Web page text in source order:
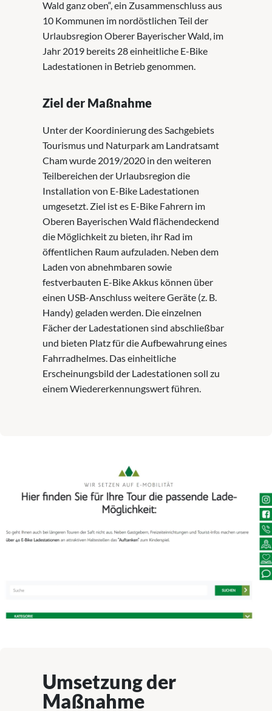
Wald ganz oben“, ein Zusammenschluss aus
10 Kommunen im nordöstlichen Teil der
Urlaubsregion Oberer Bayerischer Wald, im
Jahr 2019 bereits 28 einheitliche E-Bike
Ladestationen in Betrieb genommen.
Ziel der Maßnahme
Unter der Koordinierung des Sachgebiets
Tourismus und Naturpark am Landratsamt
Cham wurde 2019/2020 in den weiteren
Teilbereichen der Urlaubsregion die
Installation von E-Bike Ladestationen
umgesetzt. Ziel ist es E-Bike Fahrern im
Oberen Bayerischen Wald flächendeckend
die Möglichkeit zu bieten, ihr Rad im
öffentlichen Raum aufzuladen. Neben dem
Laden von abnehmbaren sowie
festverbauten E-Bike Akkus können über
einen USB-Anschluss weitere Geräte (z. B.
Handy) geladen werden. Die einzelnen
Fächer der Ladestationen sind abschließbar
und bieten Platz für die Aufbewahrung eines
Fahrradhelmes. Das einheitliche
Erscheinungsbild der Ladestationen soll zu
einem Wiedererkennungswert führen.
Umsetzung der
Maßnahme